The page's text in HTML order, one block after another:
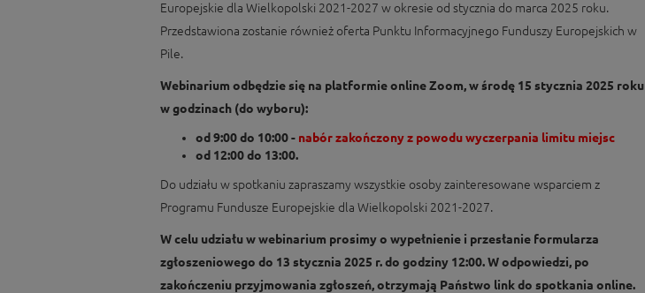
Europejskie dla Wielkopolski 2021-2027 w okresie od stycznia do marca 2025 roku.
Przedstawiona zostanie również oferta Punktu Informacyjnego Funduszy Europejskich w
Pile.
Webinarium odbędzie się na platformie online Zoom, w środę 15 stycznia 2025 roku
w godzinach (do wyboru):
od 9:00 do 10:00 - nabór zakończony z powodu wyczerpania limitu miejsc
od 12:00 do 13:00.
Do udziału w spotkaniu zapraszamy wszystkie osoby zainteresowane wsparciem z
Programu Fundusze Europejskie dla Wielkopolski 2021-2027.
W celu udziału w webinarium prosimy o wypełnienie i przesłanie formularza
zgłoszeniowego do 13 stycznia 2025 r. do godziny 12:00. W odpowiedzi, po
zakończeniu przyjmowania zgłoszeń, otrzymają Państwo link do spotkania online.